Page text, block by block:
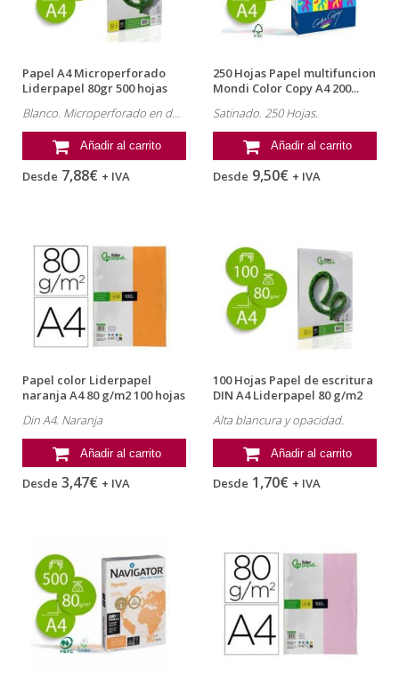
Papel A4 Microperforado
Liderpapel 80gr 500 hojas
Blanco. Microperforado en dos partes iguales.
Añadir al carrito
Desde 7,88€ + IVA
250 Hojas Papel multifuncion
Mondi Color Copy A4 200...
Satinado. 250 Hojas.
Añadir al carrito
Desde 9,50€ + IVA
Papel color Liderpapel
naranja A4 80 g/m2 100 hojas
Din A4. Naranja
Añadir al carrito
Desde 3,47€ + IVA
100 Hojas Papel de escritura
DIN A4 Liderpapel 80 g/m2
Alta blancura y opacidad.
Añadir al carrito
Desde 1,70€ + IVA